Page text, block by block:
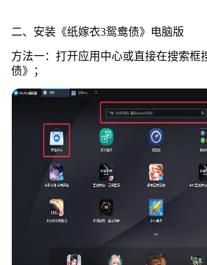
二、安装《纸嫁衣3鸳鸯债》电脑版
方法一：打开应用中心或直接在搜索框
债》；